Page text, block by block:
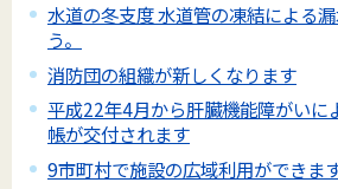
水道の冬支度 水道管の凍結による
う。
消防団の組織が新しくなります
平成22年4月から肝臓機能障がいに
帳が交付されます
9市町村で施設の広域利用ができま